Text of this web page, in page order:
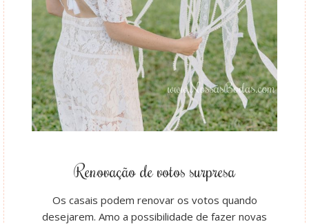
Renovação de votos surpresa
Os casais podem renovar os votos quando
desejarem. Amo a possibilidade de fazer novas